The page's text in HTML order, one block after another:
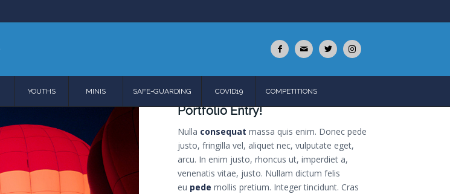
YOUTHS MINIS SAFE-GUARDING COVID19 COMPETITIONS
Portfolio Entry!
Nulla consequat massa quis enim. Donec pede
justo, fringilla vel, aliquet nec, vulputate eget,
arcu. In enim justo, rhoncus ut, imperdiet a,
venenatis vitae, justo. Nullam dictum felis
eu pede mollis pretium. Integer tincidunt. Cras